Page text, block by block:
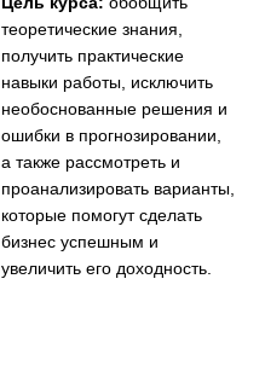
теоретические знания,
получить практические
навыки работы, исключить
необоснованные решения и
ошибки в прогнозировании,
а также рассмотреть и
проанализировать варианты,
которые помогут сделать
бизнес успешным и
увеличить его доходность.